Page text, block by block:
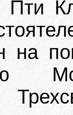
Пти
на